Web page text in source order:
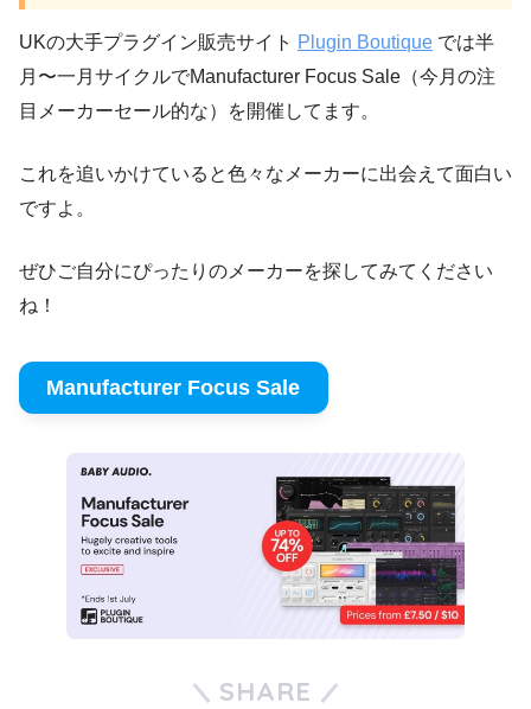
UKの大手プラグイン販売サイト Plugin Boutique では半
月〜一月サイクルでManufacturer Focus Sale（今月の注
目メーカーセール的な）を開催してます。
これを追いかけていると色々なメーカーに出会えて面白い
ですよ。
ぜひご自分にぴったりのメーカーを探してみてください
ね！
Manufacturer Focus Sale
SHARE